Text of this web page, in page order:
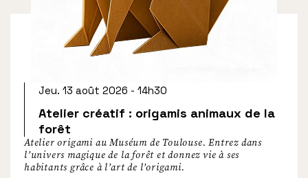
Atelier créatif : origamis animaux de la
forêt
Jeu. 13 août 2026 - 14h30
Atelier origami au Muséum de Toulouse. Entrez dans
l’univers magique de la forêt et donnez vie à ses
habitants grâce à l’art de l’origami.